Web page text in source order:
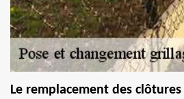
Le remplacement des